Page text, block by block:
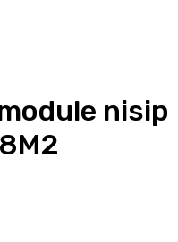
nisip